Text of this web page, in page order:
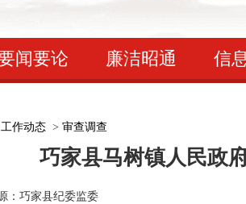
闻要论 廉洁昭通 信
工作动态 > 审查调查
巧家县马树镇人民政
：巧家县纪委监委